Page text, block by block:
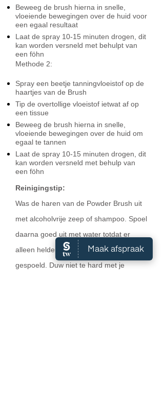
Beweeg de brush hierna in snelle,
vloeiende bewegingen over de huid voor
een egaal resultaat
Laat de spray 10-15 minuten drogen, dit
kan worden versneld met behulpt van
een föhn
Methode 2:
Spray een beetje tanningvloeistof op de
haartjes van de Brush
Tip de overtollige vloeistof ietwat af op
een tissue
Beweeg de brush hierna in snelle,
vloeiende bewegingen over de huid om
egaal te tannen
Laat de spray 10-15 minuten drogen, dit
kan worden versneld met behulp van
een föhn
Reinigingstip:
Was de haren van de Powder Brush uit
met alcoholvrije zeep of shampoo. Spoel
daarna goed uit met water totdat er
alleen helder water uit de brush wordt
gespoeld. Duw niet te hard met je